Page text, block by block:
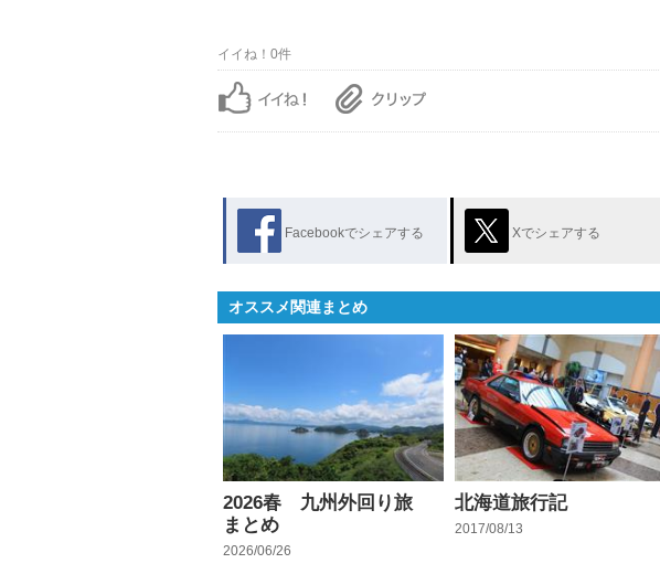
イイね！0件
Facebookでシェアする Xでシェアする
オススメ関連まとめ
2026春 九州外回り旅
まとめ
2026/06/26
北海道旅行記
2017/08/13